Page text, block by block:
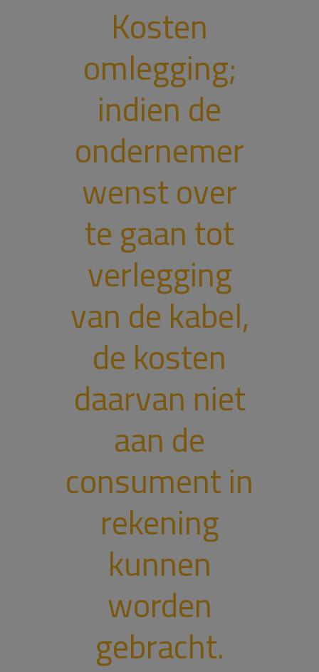
Kosten
omlegging;
indien de
ondernemer
wenst over
te gaan tot
verlegging
van de kabel,
de kosten
daarvan niet
aan de
consument in
rekening
kunnen
worden
gebracht.